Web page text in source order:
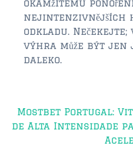
okamžitému
nejintenzivnějších
odkladu.
výhra může být jen
daleko.
Post
navigation
Mostbet Portugal:
de Alta Intensidade